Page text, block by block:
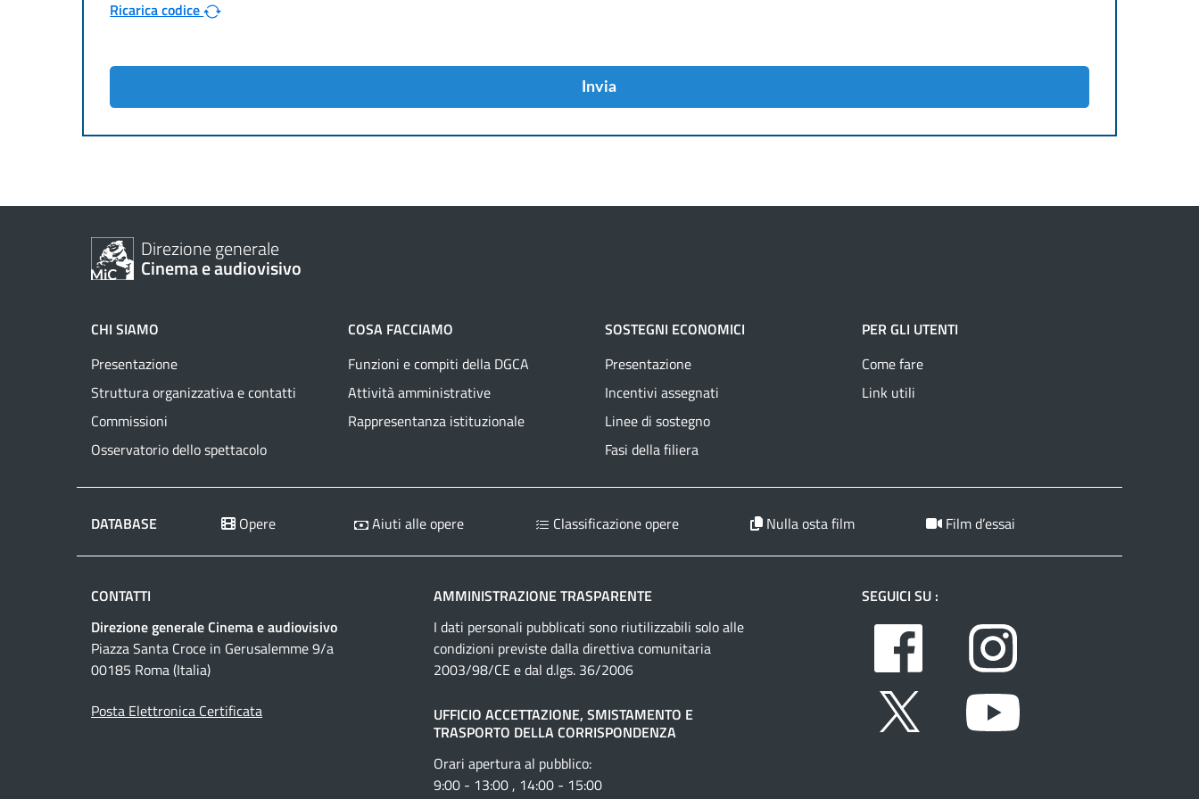
Ricarica codice
Invia
Direzione generale
Cinema e audiovisivo
CHI SIAMO
Presentazione
Struttura organizzativa e contatti
Commissioni
Osservatorio dello spettacolo
COSA FACCIAMO
Funzioni e compiti della DGCA
Attività amministrative
Rappresentanza istituzionale
SOSTEGNI ECONOMICI
Presentazione
Incentivi assegnati
Linee di sostegno
Fasi della filiera
PER GLI UTENTI
Come fare
Link utili
DATABASE Opere Aiuti alle opere Classificazione opere Nulla osta film Film d’essai
CONTATTI
Direzione generale Cinema e audiovisivo
Piazza Santa Croce in Gerusalemme 9/a
00185 Roma (Italia)
Posta Elettronica Certificata
AMMINISTRAZIONE TRASPARENTE
I dati personali pubblicati sono riutilizzabili solo alle
condizioni previste dalla direttiva comunitaria
2003/98/CE e dal d.lgs. 36/2006
UFFICIO ACCETTAZIONE, SMISTAMENTO E
TRASPORTO DELLA CORRISPONDENZA
Orari apertura al pubblico:
9:00 - 13:00 , 14:00 - 15:00
SEGUICI SU :
Facebook
Twitter